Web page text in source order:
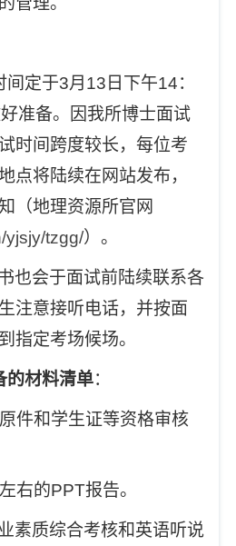
定于3月13日下午14：
准备。因我所博士面试
时间跨度较长，每位考
点将陆续在网站发布，
（地理资源所官网
yjsjy/tzgg/）。
也会于面试前陆续联系各
注意接听电话，并按面
指定考场候场。
的材料清单：
件和学生证等资格审核
右的PPT报告。
素质综合考核和英语听说